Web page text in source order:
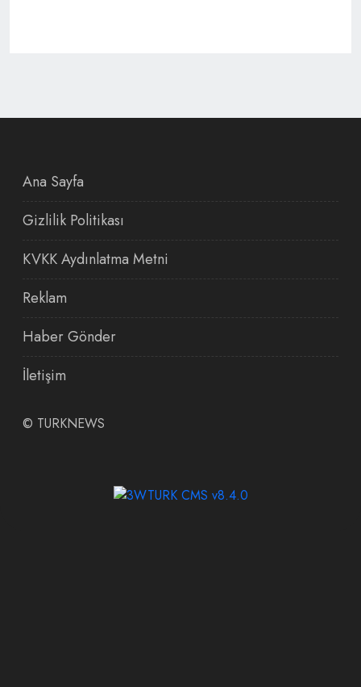
Ana Sayfa
Gizlilik Politikası
KVKK Aydınlatma Metni
Reklam
Haber Gönder
İletişim
© TURKNEWS